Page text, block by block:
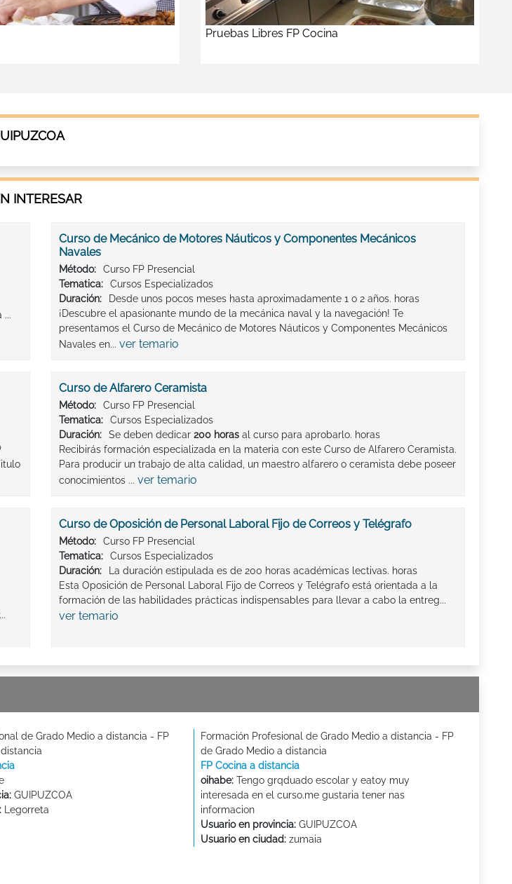
Pruebas Libres FP Cocina
INTERESAR
...
Curso de Mecánico de Motores Náuticos y Componentes Mecánicos
Navales
Método:
Curso FP Presencial
Tematica:
Cursos Especializados
Duración:
Desde unos pocos meses hasta aproximadamente 1 o 2 años. horas
¡Descubre el apasionante mundo de la mecánica naval y la navegación! Te
presentamos el Curso de Mecánico de Motores Náuticos y Componentes Mecánicos
Navales en... ver temario
Curso de Alfarero Ceramista
Método:
Curso FP Presencial
Tematica:
Cursos Especializados
Duración:
Se deben dedicar 200 horas al curso para aprobarlo. horas
Recibirás formación especializada en la materia con este Curso de Alfarero Ceramista.
Para producir un trabajo de alta calidad, un maestro alfarero o ceramista debe poseer
conocimientos ... ver temario
Curso de Oposición de Personal Laboral Fijo de Correos y Telégrafo
Método:
Curso FP Presencial
Tematica:
Cursos Especializados
Duración:
La duración estipulada es de 200 horas académicas lectivas. horas
Esta Oposición de Personal Laboral Fijo de Correos y Telégrafo está orientada a la
formación de las habilidades prácticas indispensables para llevar a cabo la entreg...
ver temario
de Grado Medio a distancia - FP
GUIPUZCOA
Legorreta
Formación Profesional de Grado Medio a distancia - FP
de Grado Medio a distancia
FP Cocina a distancia
oihabe: Tengo grqduado escolar y eatoy muy
interesada en el curso.me gustaria tener nas
informacion
Usuario en provincia: GUIPUZCOA
Usuario en ciudad: zumaia